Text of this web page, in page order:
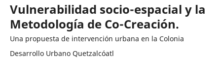
Vulnerabilidad socio-espacial y la
Metodología de Co-Creación.
Una propuesta de intervención urbana en la Colonia
Desarrollo Urbano Quetzalcóatl